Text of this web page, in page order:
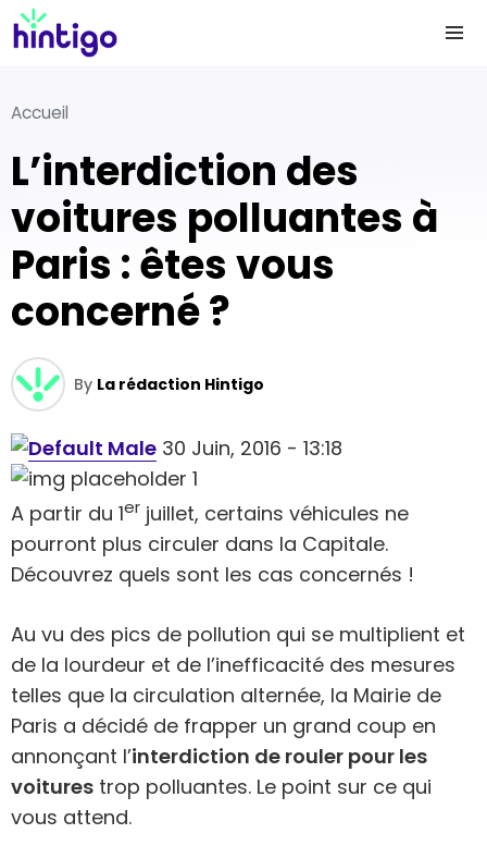
Accueil
L’interdiction des
voitures polluantes à
Paris : êtes vous
concerné ?
By La rédaction Hintigo
30 Juin, 2016 - 13:18
A partir du 1er juillet, certains véhicules ne
pourront plus circuler dans la Capitale.
Découvrez quels sont les cas concernés !
Au vu des pics de pollution qui se multiplient et
de la lourdeur et de l’inefficacité des mesures
telles que la circulation alternée, la Mairie de
Paris a décidé de frapper un grand coup en
annonçant l’interdiction de rouler pour les
voitures trop polluantes. Le point sur ce qui
vous attend.